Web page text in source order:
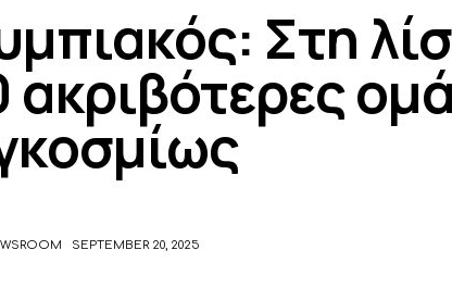
Στη
ακριβότερες
SEPTEMBER 20, 2025